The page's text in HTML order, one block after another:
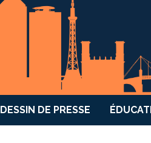
DESSIN DE PRESSE